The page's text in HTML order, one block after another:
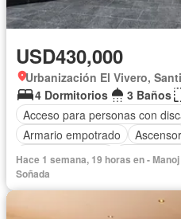
USD430,000
Urbanización El Vivero,
4 Dormitorios
3 Baños
Acceso para personas con
Armario empotrado
Ascensor
Cocina equipada
Cuarto de
Piscina
Hace 1 semana, 19 horas en -
Soñada